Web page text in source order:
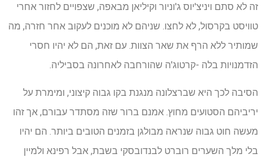
זה לא סתם ויניצ'יוס ג'וניור וקיליאן מבאפה, שצפויים לחזור אחרי
טוויסט בקרסול, לא לחצו. שניהם לא מוכנים לעקוב אחר חזרה, מה
שמותיר ללא הרף את שאר הצוות. עם זאת, הם לא יהיו חסרי
הזדמנויות בלה -קרטוג'ה שהורחבה לאחרונה בסביליה.
הסיבה לכך היא שברצלונה מנגנת בקו גבוה קיצוני, ומימרת על
יריביהם הסטועים מחוץ. אמנם ברור שזה מסתדר עבורם, אך זהו
מעשה חוט גבוה שנראה מבולגן בזמנים הטובים ביותר. הם יהיו
בלי מלך השערים רוברט לבנדובסקי בשבת, אבל רפינא ולמיין